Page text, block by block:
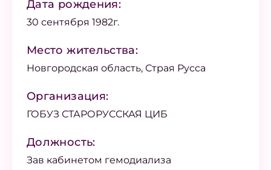
Дата рождения:
30 сентября 1982г.
Место жительства:
Новгородская область, Страя Русса
Организация:
ГОБУЗ СТАРОРУССКАЯ ЦИБ
Должность:
Зав кабинетом гемодиализа